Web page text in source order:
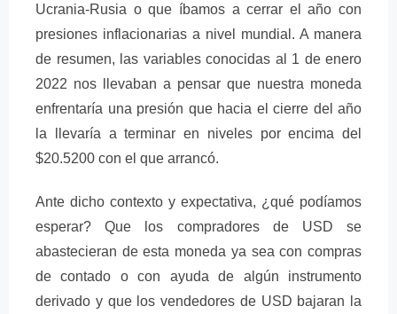
Ucrania-Rusia o que íbamos a cerrar el año con
presiones inflacionarias a nivel mundial. A manera
de resumen, las variables conocidas al 1 de enero
2022 nos llevaban a pensar que nuestra moneda
enfrentaría una presión que hacia el cierre del año
la llevaría a terminar en niveles por encima del
$20.5200 con el que arrancó.
Ante dicho contexto y expectativa, ¿qué podíamos
esperar? Que los compradores de USD se
abastecieran de esta moneda ya sea con compras
de contado o con ayuda de algún instrumento
derivado y que los vendedores de USD bajaran la